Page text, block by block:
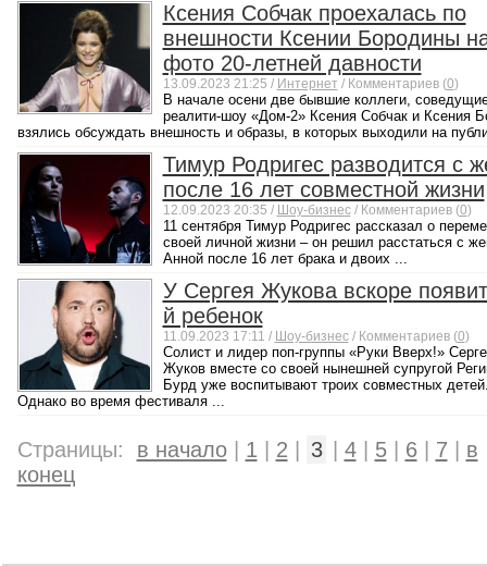
Ксения Собчак проехалась по
внешности Ксении Бородины
фото 20-летней давности
13.09.2023 21:25 / Интернет / Комментариев (0)
В начале осени две бывшие коллеги,
реалити-шоу «Дом-2» Ксения Собчак и Ксения
взялись обсуждать внешность и образы, в которых выходили на
Тимур Родригес разводится с
после 16 лет совместной жизни
12.09.2023 20:35 / Шоу-бизнес/ Комментариев (0)
11 сентября Тимур Родригес рассказал о
своей личной жизни – он решил расстаться с
Анной после 16 лет брака и двоих ...
У Сергея Жукова вскоре
й ребенок
11.09.2023 17:11 / Шоу-бизнес/ Комментариев (0)
Солист и лидер поп-группы «Руки Вверх!»
Жуков вместе со своей нынешней супругой
Бурд уже воспитывают троих совместных
Однако во время фестиваля ...
Страницы: в начало| 1 2 3 4| 5| 6| 7
в
конец